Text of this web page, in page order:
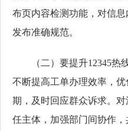
布页内容检测功能，对信
发布准确规范。
（二）要提升12345
不断提高工单办理效率，
期，及时回应群众诉求。
任主体，加强部门间协作